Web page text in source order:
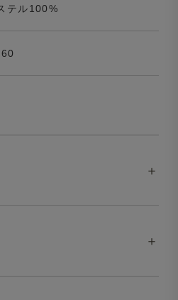
テル100%
ック オンオフ兼用なジ